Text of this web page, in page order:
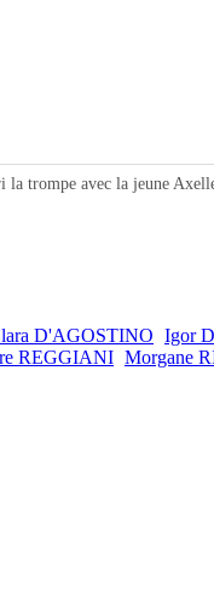
trompe avec la jeune
D'AGOSTINO Igor
REGGIANI Morgane